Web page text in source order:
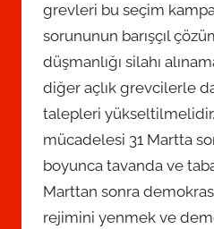
grevleri bu seçim
sorununun barışçıl
düşmanlığı silahı
diğer açlık grevcilerle
talepleri
mücadelesi 31 Martta
boyunca tavanda ve
Marttan sonra
rejimini yenmek ve